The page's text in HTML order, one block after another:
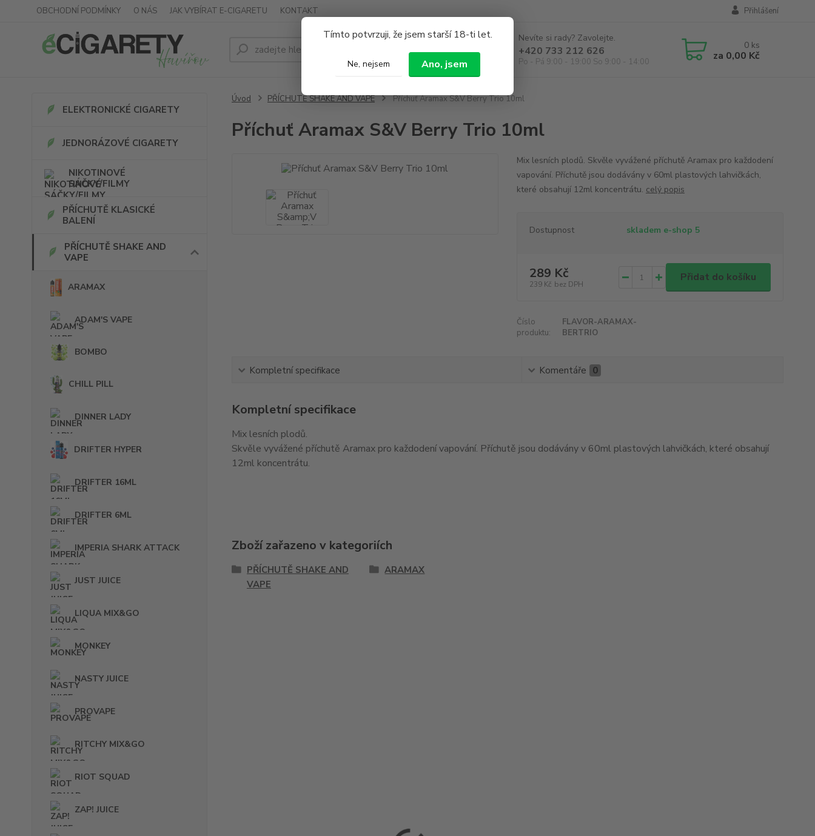
Tímto potvrzuji, že jsem starší 18-ti let.
Ne, nejsem Ano, jsem
OBCHODNÍ PODMÍNKY O NÁS JAK VYBÍRAT E-CIGARETU KONTAKT Přihlášení
Hledat
Nevíte si rady? Zavolejte.
+420 733 212 626
Po - Pá 9:00 - 19:00 So 9:00 - 14:00
0 ks
za 0,00 Kč
ELEKTRONICKÉ CIGARETY
JEDNORÁZOVÉ CIGARETY
NIKOTINOVÉ
SÁČKY/FILMY
PŘÍCHUTĚ KLASICKÉ
BALENÍ
PŘÍCHUTĚ SHAKE AND
VAPE
ARAMAX
ADAM'S VAPE
BOMBO
CHILL PILL
DINNER LADY
DRIFTER HYPER
DRIFTER 16ML
DRIFTER 6ML
IMPERIA SHARK ATTACK
JUST JUICE
LIQUA MIX&GO
MONKEY
NASTY JUICE
PROVAPE
RITCHY MIX&GO
RIOT SQUAD
ZAP! JUICE
Úvod PŘÍCHUTĚ SHAKE AND VAPE Příchuť Aramax S&V Berry Trio 10ml
Příchuť Aramax S&V Berry Trio 10ml
Mix lesních plodů. Skvěle vyvážené příchutě Aramax pro každodení
vapování. Příchutě jsou dodávány v 60ml plastových lahvičkách,
které obsahují 12ml koncentrátu. celý popis
Dostupnost skladem e-shop 5
289 Kč
239 Kč bez DPH
Přidat do košíku
Číslo
produktu:
FLAVOR-ARAMAX-
BERTRIO
Kompletní specifikace Komentáře 0
Kompletní specifikace
Mix lesních plodů.
Skvěle vyvážené příchutě Aramax pro každodení vapování. Příchutě jsou dodávány v 60ml plastových lahvičkách, které obsahují
12ml koncentrátu.
Zboží zařazeno v kategoriích
PŘÍCHUTĚ SHAKE AND
VAPE
ARAMAX